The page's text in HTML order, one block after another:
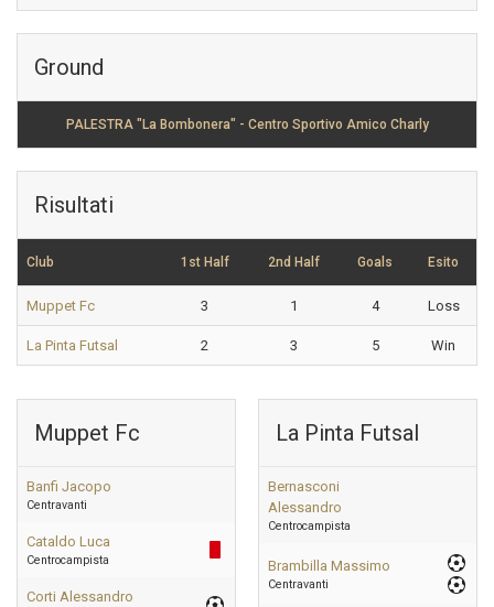
Ground
PALESTRA "La Bombonera" - Centro Sportivo Amico Charly
Risultati
Club 1st Half 2nd Half Goals Esito
Muppet Fc 3 1 4 Loss
La Pinta Futsal 2 3 5 Win
Muppet Fc
Banfi Jacopo
Centravanti
Cataldo Luca
Centrocampista
Corti Alessandro
La Pinta Futsal
Bernasconi
Alessandro
Centrocampista
Brambilla Massimo
Centravanti